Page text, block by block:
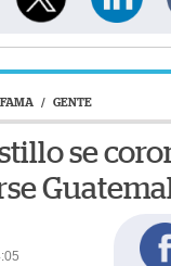
FAMA / GENTE
se